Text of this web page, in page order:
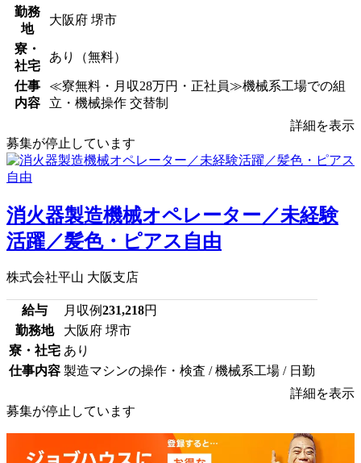
勤務
地
大阪府 堺市
寮・
社宅
あり（無料）
仕事
内容
≪寮無料・月収28万円・正社員≫機械系工場での組
立・機械操作 交替制
詳細を表示
募集が停止しています
消火器製造機械オペレーター／未経験
活躍／髪色・ピアス自由
株式会社平山 大阪支店
給与 月収例231,218円
勤務地
大阪府 堺市
寮・社宅 あり
仕事内容 製造マシンの操作・検査 / 機械系工場 / 日勤
詳細を表示
募集が停止しています